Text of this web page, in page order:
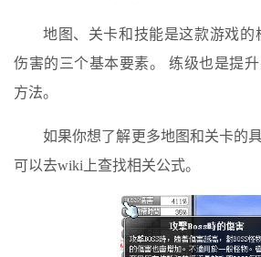
地图、关卡和技能是这款游戏的
伤害的三个基本要素。 练级也是提
方法。
如果你想了解更多地图和关卡的
可以去wiki上查找相关公式。